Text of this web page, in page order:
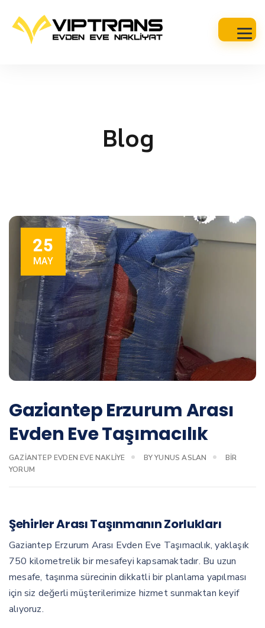
Blog
25
MAY
Gaziantep Erzurum Arası
Evden Eve Taşımacılık
GAZIANTEP EVDEN EVE NAKLIYE BYYUNUS ASLAN
BIR
YORUM
Şehirler Arası Taşınmanın Zorlukları
Gaziantep Erzurum Arası Evden Eve Taşımacılık, yaklaşık
750 kilometrelik bir mesafeyi kapsamaktadır. Bu uzun
mesafe, taşınma sürecinin dikkatli bir planlama yapılması
için siz değerli müşterilerimize hizmet sunmaktan keyif
alıyoruz.